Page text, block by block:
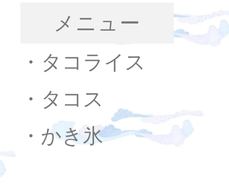
メニュー
・タコライス
・タコス
・かき氷